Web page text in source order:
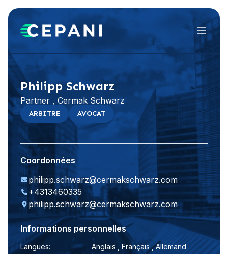
Menu
LinkedIn
Philipp Schwarz
Partner , Cermak Schwarz
ARBITRE AVOCAT
Coordonnées
philipp.schwarz@cermakschwarz.com
+4313460335
philipp.schwarz@cermakschwarz.com
Informations personnelles
Langues:
Anglais , Français , Allemand